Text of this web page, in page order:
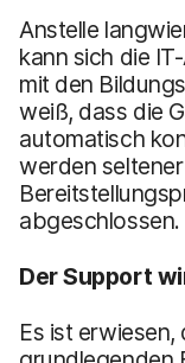
Anstelle
kann sich die
mit den
weiß, dass die
automatisch
werden
abgeschlossen.
Der Support
Es ist